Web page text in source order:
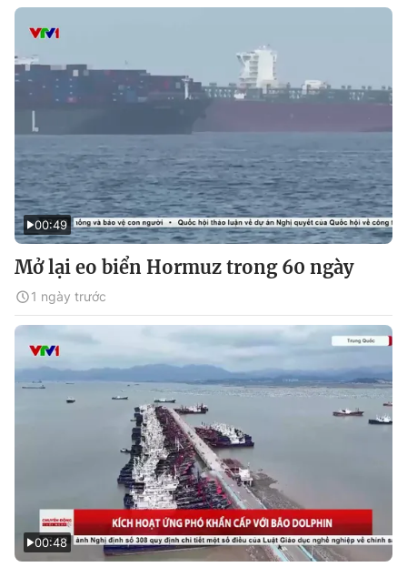
00:49
Mở lại eo biển Hormuz trong 60 ngày
1 ngày trước
00:48